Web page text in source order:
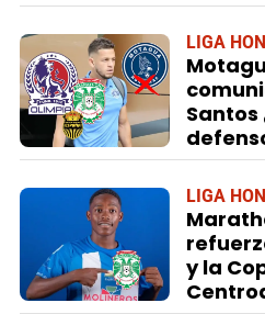
LIGA
Santos
LIGA
y la